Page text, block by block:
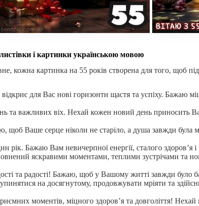
і картинки українською мовою
кожна картинка на 55 років створена для того, щоб
для Вас нові горизонти щастя та успіху. Бажаю
та важливих віх. Нехай кожен новий день приносить
щоб Ваше серце ніколи не старіло, а душа завжди була
рік. Бажаю Вам невичерпної енергії, сталого здоров’я і
яскравими моментами, теплими зустрічами та
та радості! Бажаю, щоб у Вашому житті завжди було
на досягнутому, продовжувати мріяти та
моментів, міцного здоров’я та довголіття!